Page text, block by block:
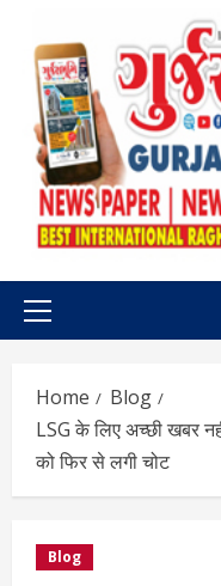
content
Primary
Home
Blog
LSG के लिए अच्छी खबर
को फिर से लगी चोट
Blog